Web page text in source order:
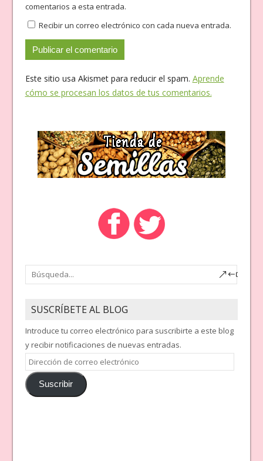
comentarios a esta entrada.
Recibir un correo electrónico con cada nueva entrada.
Este sitio usa Akismet para reducir el spam. Aprende
cómo se procesan los datos de tus comentarios.
SUSCRÍBETE AL BLOG
Introduce tu correo electrónico para suscribirte a este blog
y recibir notificaciones de nuevas entradas.
Dirección
de
correoSuscribir